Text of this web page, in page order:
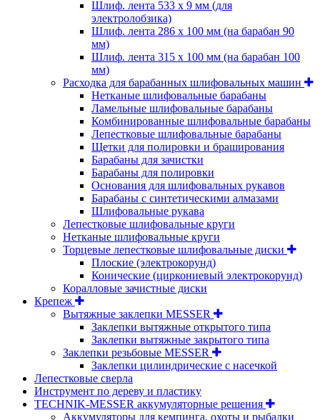
Шлиф. лента 533 х 9 мм (для
электролобзика)
Шлиф. лента 286 х 100 мм (на барабан 90
мм)
Шлиф. лента 315 х 100 мм (на барабан 100
мм)
Расходка для барабанных шлифовальных машин
Нетканые шлифовальные барабаны
Ламельные шлифовальные барабаны
Комбинированные шлифовальные барабаны
Лепестковые шлифовальные барабаны
Щетки для полировки и браширования
Барабаны для зачистки
Барабаны для полировки
Основания для шлифовальных рукавов
Барабаны с синтетическими алмазами
Шлифовальные рукава
Лепестковые шлифовальные круги
Нетканые шлифовальные круги
Торцевые лепестковые шлифовальные диски
Плоские (электрокорунд)
Конические (циркониевый электрокорунд)
Коралловые зачистные диски
Крепеж
Вытяжные заклепки MESSER
Заклепки вытяжные открытого типа
Заклепки вытяжные закрытого типа
Заклепки резьбовые MESSER
Заклепки цилиндрические с насечкой
Лепестковые сверла
Инструмент по дереву и пластику
TECHNIK-MESSER аккумуляторные решения
Аккумуляторы для кемпинга, охоты и рыбалки